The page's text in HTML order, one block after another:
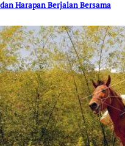
dan Harapan Berjalan Bersama